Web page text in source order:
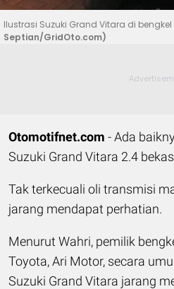
Ilustrasi Suzuki Grand Vitara di
Septian/GridOto.com)
Otomotifnet.com - Ada
Suzuki Grand Vitara 2.4
Tak terkecuali oli transmisi
jarang mendapat perhatian.
Menurut Wahri, pemilik
Toyota, Ari Motor, secara
Suzuki Grand Vitara jarang